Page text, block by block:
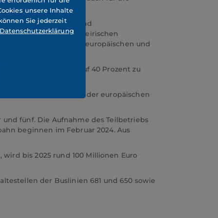
für den Schienen- und
Am Terminal im steirischen
in das Zentrum des europäischen und
von derzeit 28 auf 40 Prozent zu
zur Erreichung der europäischen
fünf. Die Aufnahme des Teilbetriebs
beginnen im Februar 2024. Aus
bis 2025 rund 100 Millionen Euro
der Buslinien 681 und 650 sowie
unsere Inhalte
Sie jederzeit
Datenschutzerklärung